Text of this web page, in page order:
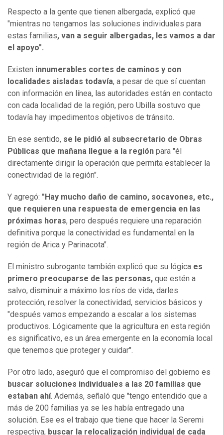
Respecto a la gente que tienen albergada, explicó que
"mientras no tengamos las soluciones individuales para
estas familias, van a seguir albergadas, les vamos a dar
el apoyo".
Existen innumerables cortes de caminos y con
localidades aisladas todavía, a pesar de que sí cuentan
con información en línea, las autoridades están en contacto
con cada localidad de la región, pero Ubilla sostuvo que
todavía hay impedimentos objetivos de tránsito.
En ese sentido, se le pidió al subsecretario de Obras
Públicas que mañana llegue a la región para "él
directamente dirigir la operación que permita establecer la
conectividad de la región".
Y agregó: "Hay mucho daño de camino, socavones, etc.,
que requieren una respuesta de emergencia en las
próximas horas, pero después requiere una reparación
definitiva porque la conectividad es fundamental en la
región de Arica y Parinacota".
El ministro subrogante también explicó que su lógica es
primero preocuparse de las personas, que estén a
salvo, disminuir a máximo los ríos de vida, darles
protección, resolver la conectividad, servicios básicos y
"después vamos empezando a escalar a los sistemas
productivos. Lógicamente que la agricultura en esta región
es significativo, es un área emergente en la economía local
que tenemos que proteger y cuidar".
Por otro lado, aseguró que el compromiso del gobierno es
buscar soluciones individuales a las 20 familias que
estaban ahí. Además, señaló que "tengo entendido que a
más de 200 familias ya se les había entregado una
solución. Ese es el trabajo que tiene que hacer la Seremi
respectiva, buscar la relocalización individual de cada